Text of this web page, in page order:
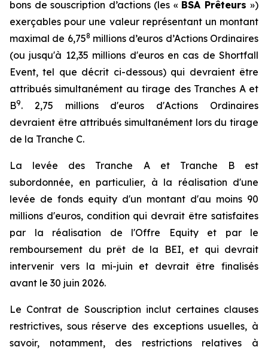
bons de souscription d’actions (les « BSA Prêteurs »)
exerçables pour une valeur représentant un montant
maximal de 6,758 millions d’euros d’Actions Ordinaires
(ou jusqu'à 12,35 millions d'euros en cas de Shortfall
Event, tel que décrit ci-dessous) qui devraient être
attribués simultanément au tirage des Tranches A et
B9. 2,75 millions d'euros d'Actions Ordinaires
devraient être attribués simultanément lors du tirage
de la Tranche C.
La levée des Tranche A et Tranche B est
subordonnée, en particulier, à la réalisation d'une
levée de fonds equity d'un montant d'au moins 90
millions d'euros, condition qui devrait être satisfaites
par la réalisation de l'Offre Equity et par le
remboursement du prêt de la BEI, et qui devrait
intervenir vers la mi-juin et devrait être finalisés
avant le 30 juin 2026.
Le Contrat de Souscription inclut certaines clauses
restrictives, sous réserve des exceptions usuelles, à
savoir, notamment, des restrictions relatives à